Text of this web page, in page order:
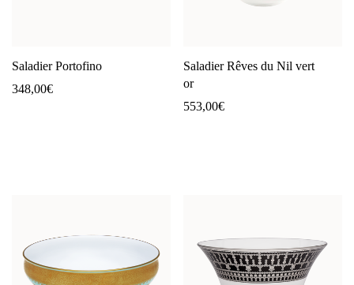
Saladier Portofino
348,00€
Saladier Rêves du Nil vert
or
553,00€